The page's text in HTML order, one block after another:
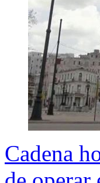
Cadena